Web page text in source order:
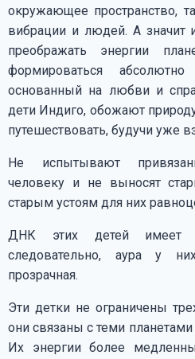
окружающее пространство,
вибрации и людей. А значит
преображать энергии
формироваться
основанный на любви и
дети Индиго, обожают
путешествовать, будучи уже
Не испытывают
человеку и не выносят
старым устоям для них
ДНК этих детей имеет
следовательно, аура у
прозрачная.
Эти детки не ограничены
они связаны с теми
Их энергии более